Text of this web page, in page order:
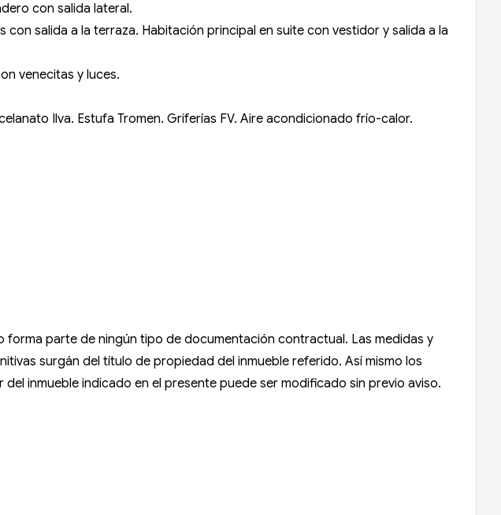
con salida lateral.
salida a la terraza. Habitación principal en suite con vestidor y salida a la
venecitas y luces.
Ilva. Estufa Tromen. Griferías FV. Aire acondicionado frío-calor.
parte de ningún tipo de documentación contractual. Las medidas y
surgán del título de propiedad del inmueble referido. Así mismo los
inmueble indicado en el presente puede ser modificado sin previo aviso.